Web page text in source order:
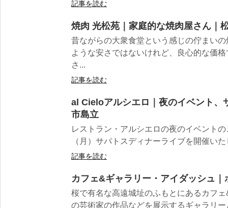
記事を読む
焼肉 光松苑｜家庭的な焼肉屋さん｜
昔ながらの大衆食堂という感じの佇まい
ような安さではないけれど、良心的な価
さ...
記事を読む
al Cieloアルシエロ｜夜のイベント、
市島立
レストラン・アルシエロの夜のイベント
（月）サパトスディナーライブを開催い
記事を読む
カフェ&ギャラリー・アイダッシュ
桜で有名な高遠城址のふもとにあるカフ
の芸術家の作品などを展示するギャラリ